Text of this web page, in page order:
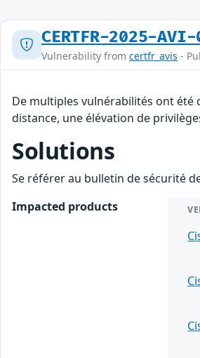
CERTFR-2025-AVI-
Vulnerability from certfr_avis -
De multiples vulnérabilités ont été
distance, une élévation de
Solutions
Se référer au bulletin de sécurité
Impacted products